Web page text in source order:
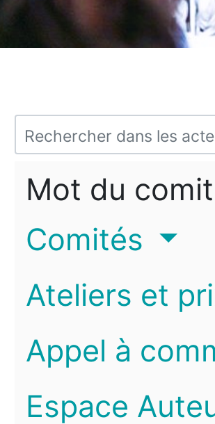
Mot du
Comités
Ateliers et
Appel à
Espace